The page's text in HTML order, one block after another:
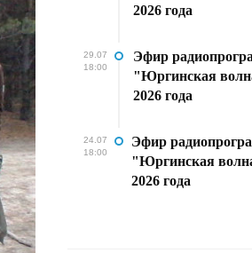
2026 года
29.07
18:00
Эфир
"Юргинская
2026 года
24.07
18:00
Эфир
"Юргинская
2026 года